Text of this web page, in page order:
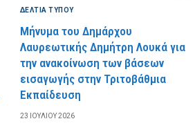
ΔΕΛΤΙΑ ΤΥΠΟΥ
Μήνυμα του Δημάρχου
Λαυρεωτικής Δημήτρη Λουκά για
την ανακοίνωση των βάσεων
εισαγωγής στην Τριτοβάθμια
Εκπαίδευση
23 ΙΟΥΛΊΟΥ 2026